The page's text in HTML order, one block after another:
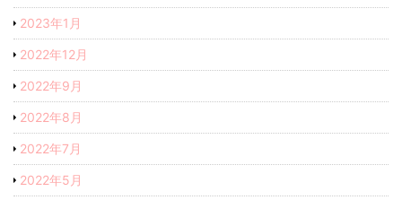
2023年1月
2022年12月
2022年9月
2022年8月
2022年7月
2022年5月